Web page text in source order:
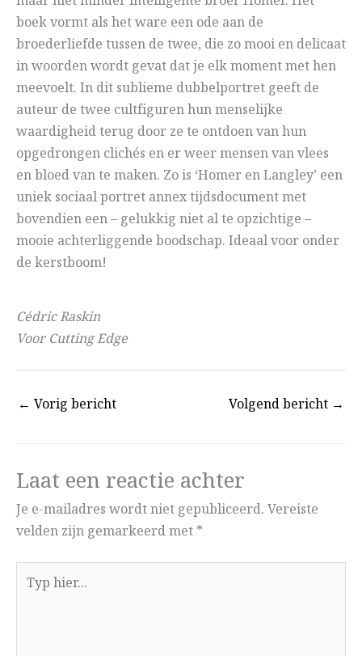
boek vormt als het ware een ode aan de
broederliefde tussen de twee, die zo mooi en delicaat
in woorden wordt gevat dat je elk moment met hen
meevoelt. In dit sublieme dubbelportret geeft de
auteur de twee cultfiguren hun menselijke
waardigheid terug door ze te ontdoen van hun
opgedrongen clichés en er weer mensen van vlees
en bloed van te maken. Zo is ‘Homer en Langley’ een
uniek sociaal portret annex tijdsdocument met
bovendien een – gelukkig niet al te opzichtige –
mooie achterliggende boodschap. Ideaal voor onder
de kerstboom!
Cédric Raskin
Voor Cutting Edge
← Vorig bericht Volgend bericht →
Laat een reactie achter
Je e-mailadres wordt niet gepubliceerd. Vereiste
velden zijn gemarkeerd met *
hier...